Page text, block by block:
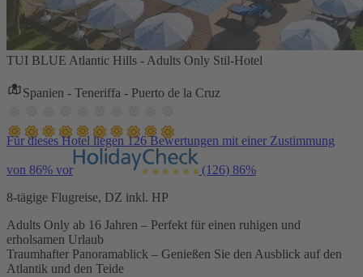
TUI BLUE Atlantic Hills - Adults Only Stil-Hotel
Spanien - Teneriffa - Puerto de la Cruz
Für dieses Hotel liegen 126 Bewertungen mit einer Zustimmung
von 86% vor (126) 86%
8-tägige Flugreise, DZ inkl. HP
Adults Only ab 16 Jahren – Perfekt für einen ruhigen und
erholsamen Urlaub
Traumhafter Panoramablick – Genießen Sie den Ausblick auf den
Atlantik und den Teide